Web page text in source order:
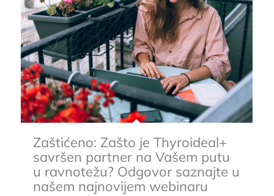
Zaštićeno: Zašto je Thyroideal+
savršen partner na Vašem putu
u ravnotežu? Odgovor saznajte u
našem najnovijem webinaru